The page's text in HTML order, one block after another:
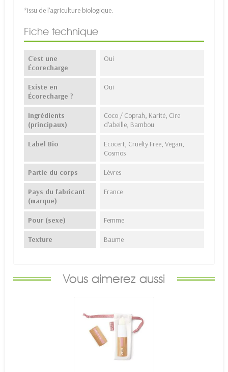
*issu de l’agriculture biologique.
Fiche technique
C'est une
Écorecharge
Oui
Existe en
Écorecharge ?
Oui
Ingrédients
(principaux)
Coco / Coprah, Karité, Cire
d'abeille, Bambou
Label Bio
Ecocert, Cruelty Free, Vegan,
Cosmos
Partie du corps Lèvres
Pays du fabricant
(marque)
France
Pour (sexe) Femme
Texture Baume
Vous aimerez aussi